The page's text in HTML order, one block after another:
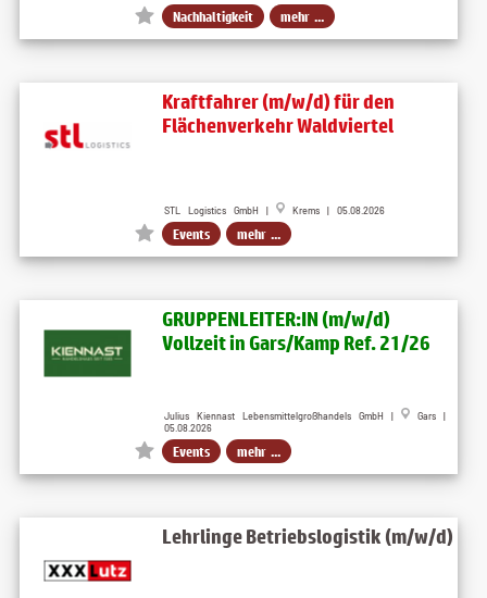
Nachhaltigkeit mehr ...
Kraftfahrer (m/w/d) für den
Flächenverkehr Waldviertel
STL Logistics GmbH | Krems | 05.08.2026
Events mehr ...
GRUPPENLEITER:IN (m/w/d)
Vollzeit in Gars/Kamp Ref. 21/26
Julius Kiennast Lebensmittelgroßhandels GmbH |
Gars |
05.08.2026
Events mehr ...
Lehrlinge Betriebslogistik (m/w/d)